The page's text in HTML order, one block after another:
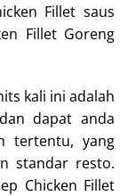
Fillet saus
Fillet Goreng
kali ini adalah
dapat anda
tertentu, yang
standar resto.
Chicken Fillet